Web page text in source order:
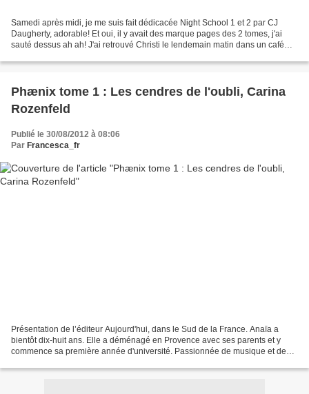
Samedi après midi, je me suis fait dédicacée Night School 1 et 2 par CJ
Daugherty, adorable! Et oui, il y avait des marque pages des 2 tomes, j'ai
sauté dessus ah ah! J'ai retrouvé Christi le lendemain matin dans un café
Phænix tome 1 : Les cendres de l'oubli, Carina
Rozenfeld
Publié le 30/08/2012 à 08:06
Par Francesca_fr
Présentation de l’éditeur Aujourd'hui, dans le Sud de la France. Anaïa a
bientôt dix-huit ans. Elle a déménagé en Provence avec ses parents et y
commence sa première année d'université. Passionnée de musique et de